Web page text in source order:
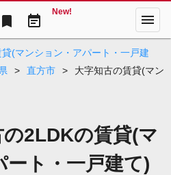
bookmark event_note
New! menu
貸(マンション・アパート・一戸建
> 直方市 >
大字知古の賃貸(マン
2LDKの賃貸(マ
ート・一戸建て)